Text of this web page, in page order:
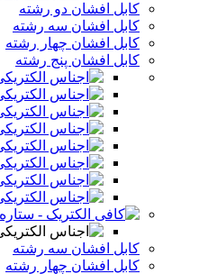
کابل افشان دو رشته
کابل افشان سه رشته
کابل افشان چهار رشته
کابل افشان پنج رشته
کابل افشان سه رشته
کابل افشان چهار رشته